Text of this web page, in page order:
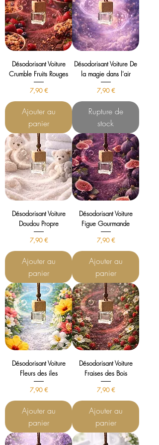
Désodorisant Voiture
Crumble Fruits Rouges
Prix
7,90 €
Ajouter au
panier
Désodorisant Voiture De
la magie dans l'air
Prix
7,90 €
Rupture de
stock
Désodorisant Voiture
Doudou Propre
Prix
7,90 €
Ajouter au
panier
Désodorisant Voiture
Figue Gourmande
Prix
7,90 €
Ajouter au
panier
Désodorisant Voiture
Fleurs des iles
Prix
7,90 €
Ajouter au
panier
Désodorisant Voiture
Fraises des Bois
Prix
7,90 €
Ajouter au
panier